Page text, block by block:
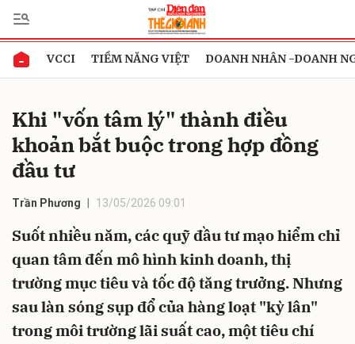
VCCI TIỀM NĂNG VIỆT DOANH NHÂN -DOANH
Khi "vốn tâm lý" thành điều
khoản bắt buộc trong hợp đồng
đầu tư
Trần Phương 13/05/2026 09:01
Suốt nhiều năm, các quỹ đầu tư mạo hiểm chỉ
quan tâm đến mô hình kinh doanh, thị
trường mục tiêu và tốc độ tăng trưởng. Nhưng
sau làn sóng sụp đổ của hàng loạt "kỳ lân"
trong môi trường lãi suất cao, một tiêu chí
Gửi bình luận
Hủy Gửi